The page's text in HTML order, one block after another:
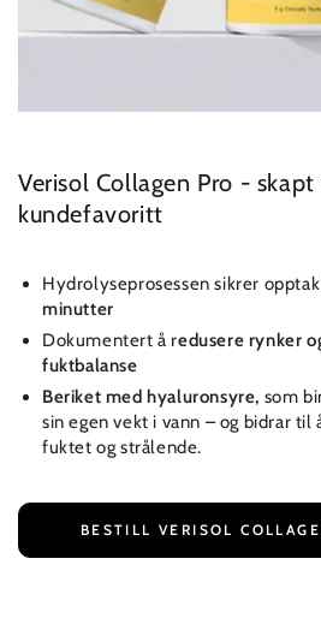
Verisol Collagen Pro -
kundefavoritt
Hydrolyseprosessen sikrer
minutter
Dokumentert å redusere rynker
fuktbalanse
Beriket med hyaluronsyre, som
sin egen vekt i vann – og bidrar
fuktet og strålende.
BESTILL VERISOL